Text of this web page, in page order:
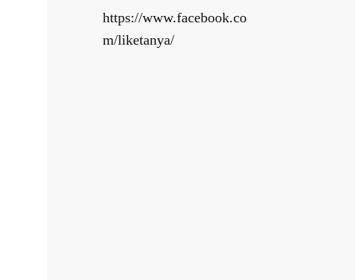
https://www.facebook.co
m/liketanya/